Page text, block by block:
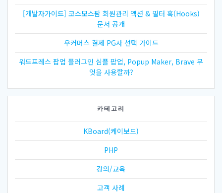
[개발자가이드] 코스모스팜 회원관리 액션 & 필터 훅(Hooks)
문서 공개
우커머스 결제 PG사 선택 가이드
워드프레스 팝업 플러그인 심플 팝업, Popup Maker, Brave 무
엇을 사용할까?
카테고리
KBoard(케이보드)
PHP
강의/교육
고객 사례